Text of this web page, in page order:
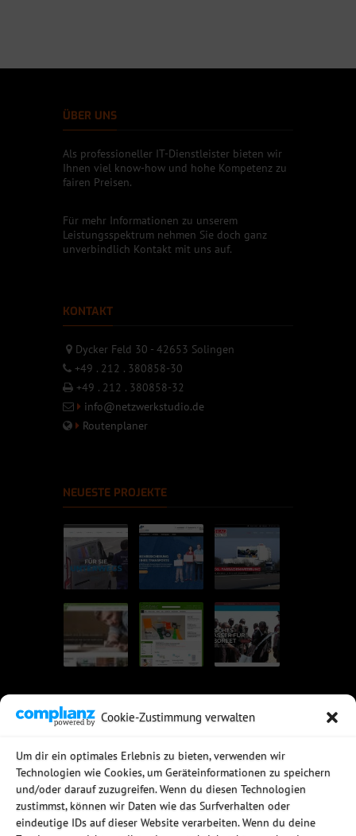
Cookie-Zustimmung verwalten
Um dir ein optimales Erlebnis zu bieten, verwenden wir
Technologien wie Cookies, um Geräteinformationen zu speichern
und/oder darauf zuzugreifen. Wenn du diesen Technologien
zustimmst, können wir Daten wie das Surfverhalten oder
eindeutige IDs auf dieser Website verarbeiten. Wenn du deine
ÜBER UNS
Als professioneller IT-Dienstleister bieten wir
Ihnen viel know-how und hohe Kompetenz zu
fairen Preisen.
Für mehr Informationen zu unserem
Leistungsspektrum nehmen Sie doch ganz
unverbindlich Kontakt mit uns auf.
KONTAKT
Dycker Feld 30 - 42653 Solingen
+49 . 212 . 380858-30
+49 . 212 . 380858-32
info@netzwerkstudio.de
Routenplaner
NEUESTE PROJEKTE
Rechtssichere Email-Archivierung
MDaemon Mail- & Groupwareserver
Virtualisierung mit vmWare
Sophos UTM - Mehr als eine Firewall